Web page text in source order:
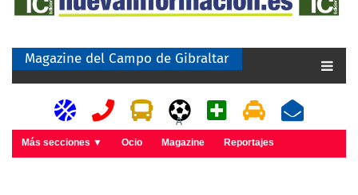
Magazine del Campo de Gibraltar
A
Más secciones ▼ Ocio Magazine Reportajes